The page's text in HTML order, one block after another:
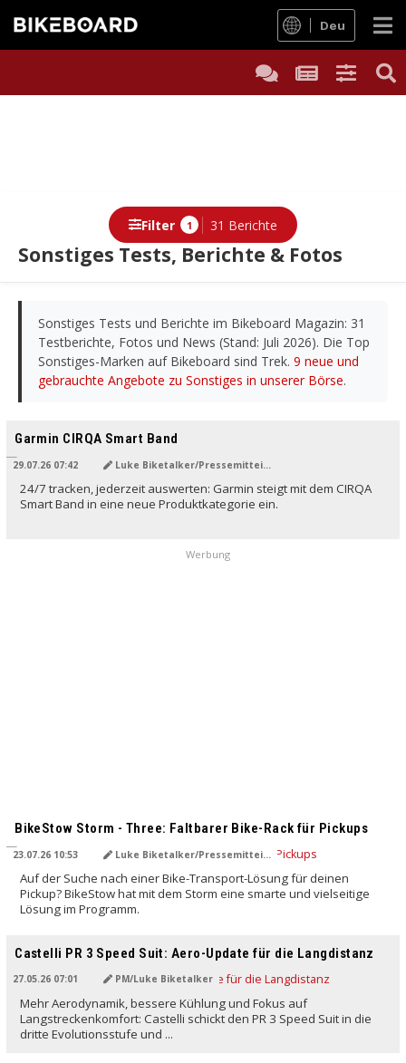
Deu
Sonstiges Tests, Berichte & Fotos
Filter 1 31 Berichte
Berichte
Sonstiges Tests und Berichte im Bikeboard Magazin: 31
Testberichte, Fotos und News (Stand: Juli 2026). Die Top
Sonstiges-Marken auf Bikeboard sind Trek. 9 neue und
gebrauchte Angebote zu Sonstiges in unserer Börse.
Garmin CIRQA Smart Band
29.07.26 07:42 Luke Biketalker/Pressemitteilung
24/7 tracken, jederzeit auswerten: Garmin steigt mit dem CIRQA
Smart Band in eine neue Produktkategorie ein.
Werbung
BikeStow Storm - Three: Faltbarer Bike-Rack für Pickups
23.07.26 10:53 Luke Biketalker/Pressemitteilung
Auf der Suche nach einer Bike-Transport-Lösung für deinen
Pickup? BikeStow hat mit dem Storm eine smarte und vielseitige
Lösung im Programm.
Castelli PR 3 Speed Suit: Aero-Update für die Langdistanz
27.05.26 07:01 PM/Luke Biketalker
Mehr Aerodynamik, bessere Kühlung und Fokus auf
Langstreckenkomfort: Castelli schickt den PR 3 Speed Suit in die
dritte Evolutionsstufe und ...